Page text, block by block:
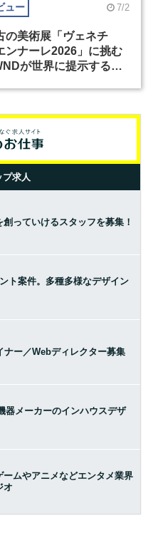
ュー 7/2
の美術展「ヴェネチ
ンナーレ2026」に挑む
が世界に提示する美
プ求人
っていけるスタッフを募集！
ト案件。多種多様なデザイン
ナー／Webディレクター募集
器メーカーのインハウスデザ
ームやアニメなどエンタメ業界
オ